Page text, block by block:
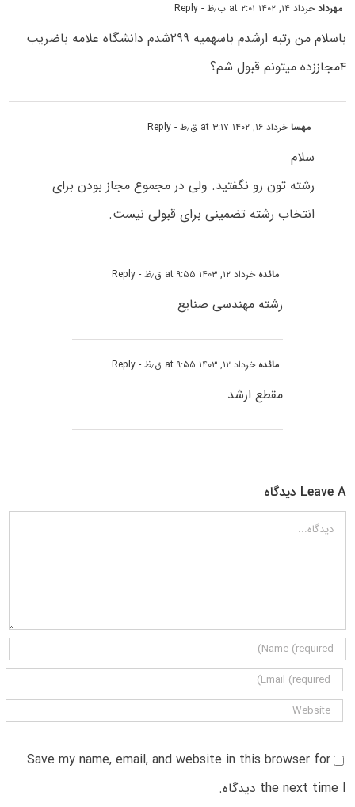
مهردادخرداد ۱۴, ۱۴۰۲ at ۲:۰۱ ب٫ظ - Reply
باسلام من رتبه ارشدم باسهمیه ۲۹۹شدم دانشگاه علامه باضریب
۴مجاززده میتونم قبول شم؟
مهساخرداد ۱۶, ۱۴۰۲ at ۳:۱۷ ق٫ظ - Reply
سلام
رشته تون رو نگفتید. ولی در مجموع مجاز بودن برای
انتخاب رشته تضمینی برای قبولی نیست.
مائده خرداد ۱۲, ۱۴۰۳ at ۹:۵۵ ق٫ظ - Reply
رشته مهندسی صنایع
مائده خرداد ۱۲, ۱۴۰۳ at ۹:۵۵ ق٫ظ - Reply
مقطع ارشد
Leave A دیدگاه
دیدگاه
Save my name, email, and website in this browser for
the next time I دیدگاه.